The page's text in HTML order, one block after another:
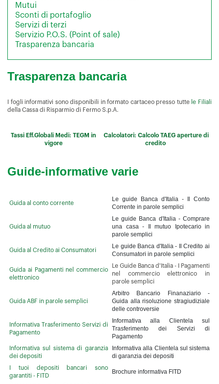
Mutui
Sconti di portafoglio
Servizi di terzi
Servizio P.O.S. (Point of sale)
Trasparenza bancaria
Trasparenza bancaria
I fogli informativi sono disponibili in formato cartaceo presso tutte le Filiali
della Cassa di Risparmio di Fermo S.p.A.
Tassi Eff.Globali Medi: TEGM in
vigore
Calcolatori: Calcolo TAEG aperture di
credito
Guide-informative varie
Guida al conto corrente
Le guide Banca d'Italia - Il Conto
Corrente in parole semplici
Guida al mutuo
Le guide Banca d'Italia - Comprare
una casa - Il mutuo Ipotecario in
parole semplici
Guida al Credito ai Consumatori
Le guide Banca d'Italia - Il Credito ai
Consumatori in parole semplici
Guida ai Pagamenti nel commercio
elettronico
Le Guide Banca d'Italia - I Pagamenti
nel commercio elettronico in
parole semplici
Guida ABF in parole semplici
Arbitro Bancario Finanaziario -
Guida alla risoluzione stragiudiziale
delle controversie
Informativa Trasferimento Servizi di
Pagamento
Informativa alla Clientela sul
Trasferimento dei Servizi di
Pagamento
Informativa sul sistema di garanzia
dei depositi
Informativa alla Clientela sul sistema
di garanzia dei depositi
I tuoi depositi bancari sono
garantiti - FITD
Brochure informativa FITD